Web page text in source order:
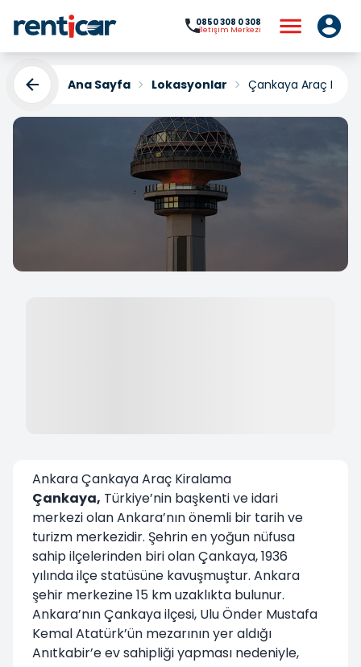
0850 308 0 308
İletişim Merkezi
Ana Sayfa Lokasyonlar Çankaya Araç
Çankaya Araç Kiralama
Ankara Çankaya Araç Kiralama
Çankaya, Türkiye’nin başkenti ve idari
merkezi olan Ankara’nın önemli bir tarih ve
turizm merkezidir. Şehrin en yoğun nüfusa
sahip ilçelerinden biri olan Çankaya, 1936
yılında ilçe statüsüne kavuşmuştur. Ankara
şehir merkezine 15 km uzaklıkta bulunur.
Ankara’nın Çankaya ilçesi, Ulu Önder Mustafa
Kemal Atatürk’ün mezarının yer aldığı
Anıtkabir’e ev sahipliği yapması nedeniyle,